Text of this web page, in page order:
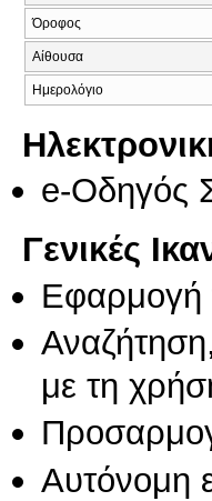
Όροφος
Αίθουσα
Ημερολόγιο
e-Οδηγός
Γενικές
Εφαρμογή
με τη
Αυτόνομη